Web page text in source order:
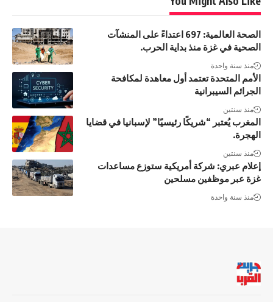
الصحة العالمية: 697 اعتداءً على المنشآت
الصحية في غزة منذ بداية الحرب.
منذ سنة واحدة
الأمم المتحدة تعتمد أول معاهدة لمكافحة
الجرائم السيبرانية
منذ سنتين
المغرب يُعتبر “شريكًا رئيسيًا” لإسبانيا في قضايا
الهجرة.
منذ سنتين
إعلام عبري: شركة أمريكية ستوزع مساعدات
غزة عبر موظفين مسلحين
منذ سنة واحدة